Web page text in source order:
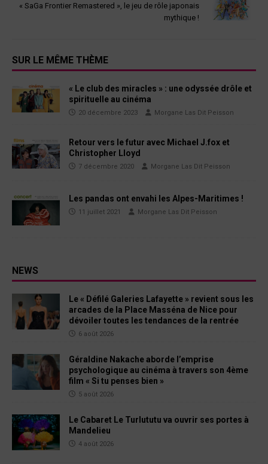
« SaGa Frontier Remastered », le jeu de rôle japonais
mythique !
SUR LE MÊME THÈME
« Le club des miracles » : une odyssée drôle et
spirituelle au cinéma
20 décembre 2023 Morgane Las Dit Peisson
Retour vers le futur avec Michael J.fox et
Christopher Lloyd
7 décembre 2020 Morgane Las Dit Peisson
Les pandas ont envahi les Alpes-Maritimes !
11 juillet 2021 Morgane Las Dit Peisson
NEWS
Le « Défilé Galeries Lafayette » revient sous les
arcades de la Place Masséna de Nice pour
dévoiler toutes les tendances de la rentrée
6 août 2026
Géraldine Nakache aborde l’emprise
psychologique au cinéma à travers son 4ème
film « Si tu penses bien »
5 août 2026
Le Cabaret Le Turlututu va ouvrir ses portes à
Mandelieu
4 août 2026